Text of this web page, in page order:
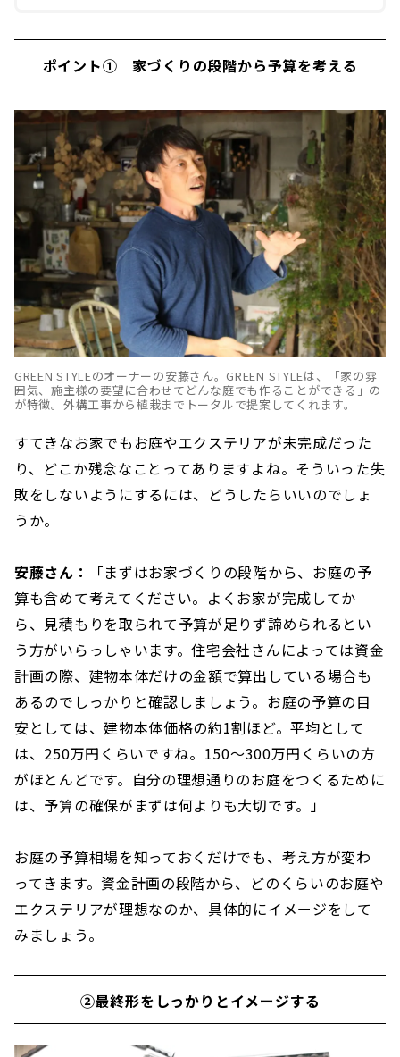
ポイント① 家づくりの段階から予算を考える
GREEN STYLEのオーナーの安藤さん。GREEN STYLEは、「家の雰
囲気、施主様の要望に合わせてどんな庭でも作ることができる」の
が特徴。外構工事から植栽までトータルで提案してくれます。
すてきなお家でもお庭やエクステリアが未完成だった
り、どこか残念なことってありますよね。そういった失
敗をしないようにするには、どうしたらいいのでしょ
うか。
安藤さん：
「まずはお家づくりの段階から、お庭の予
算も含めて考えてください。よくお家が完成してか
ら、見積もりを取られて予算が足りず諦められるとい
う方がいらっしゃいます。住宅会社さんによっては資金
計画の際、建物本体だけの金額で算出している場合も
あるのでしっかりと確認しましょう。お庭の予算の目
安としては、建物本体価格の約1割ほど。平均として
は、250万円くらいですね。150〜300万円くらいの方
がほとんどです。自分の理想通りのお庭をつくるために
は、予算の確保がまずは何よりも大切です。」
お庭の予算相場を知っておくだけでも、考え方が変わ
ってきます。資金計画の段階から、どのくらいのお庭や
エクステリアが理想なのか、具体的にイメージをして
みましょう。
②最終形をしっかりとイメージする